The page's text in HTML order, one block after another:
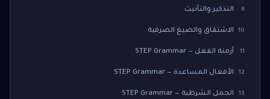
9 التذكير والتأنيث
10 الاشتقاق والصيغ الصرفية
11 أزمنة الفعل — STEP Grammar
12 الأفعال المساعدة — STEP Grammar
13 الجمل الشرطية — STEP Grammar